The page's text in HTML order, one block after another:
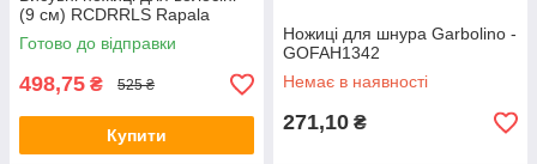
(9 см) RCDRRLS Rapala
Готово до відправки
498,75 ₴ 525 ₴
Купити
Ножиці для шнура Garbolino -
GOFAH1342
Немає в наявності
271,10 ₴